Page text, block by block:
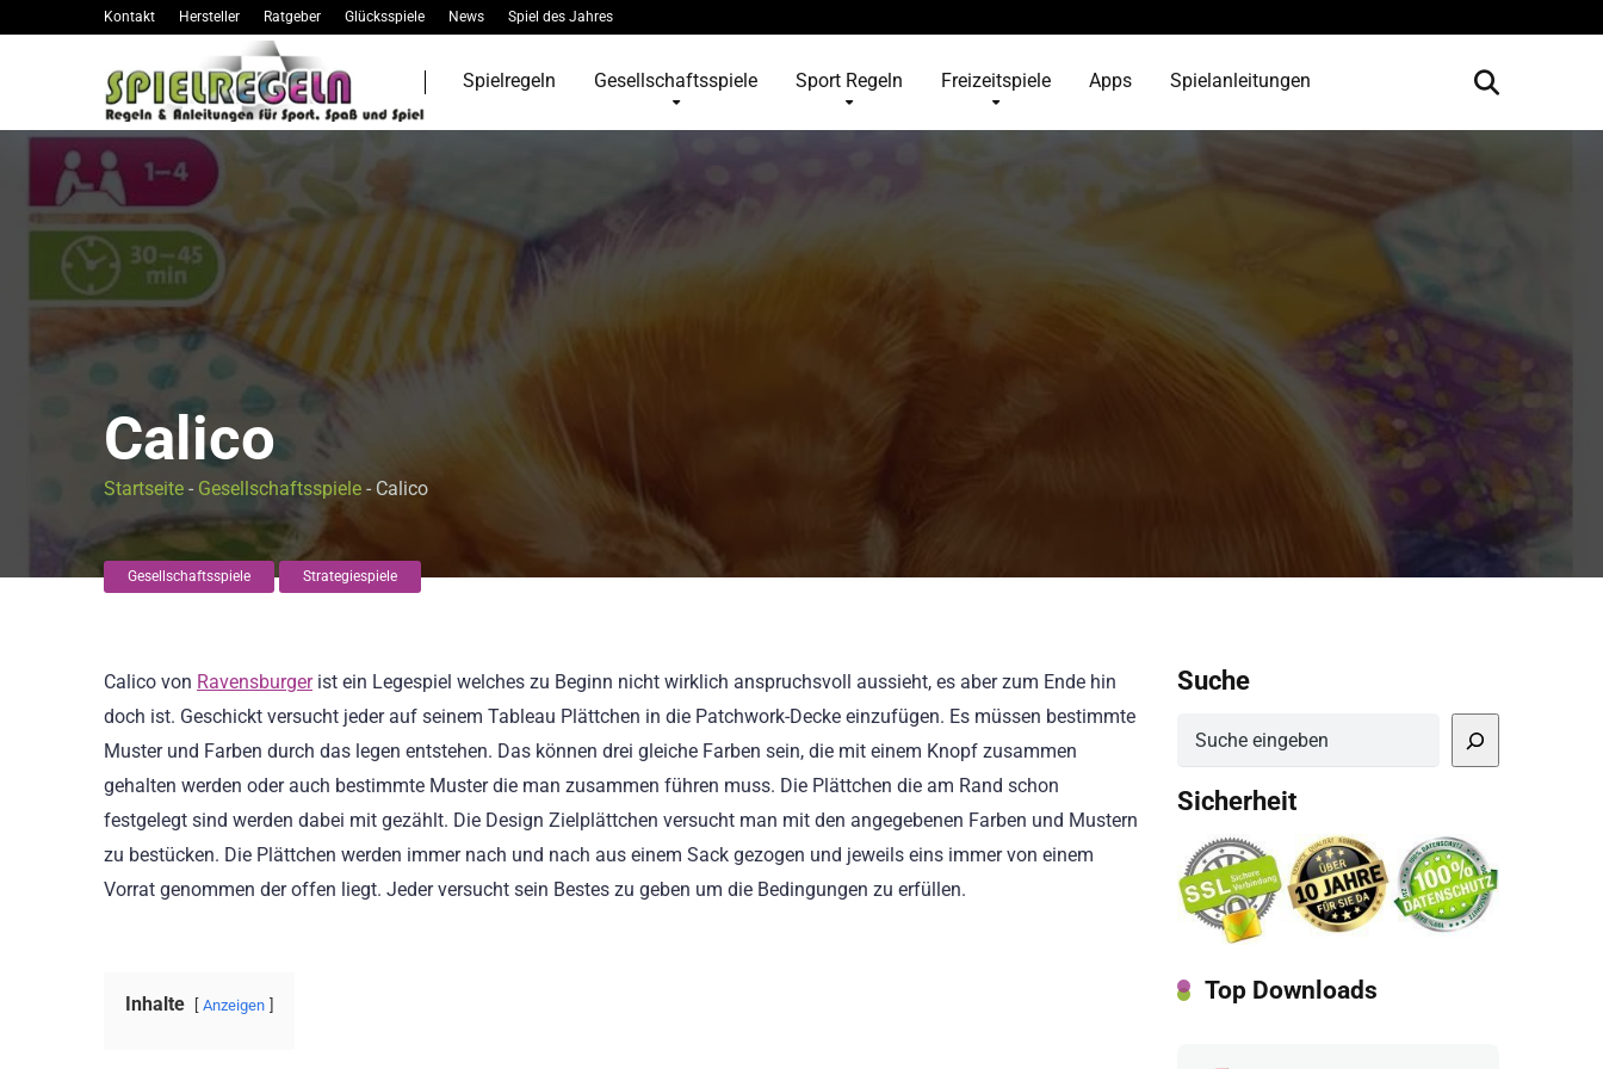
Kontakt Hersteller Ratgeber Glücksspiele News Spiel des Jahres
Spielregeln Gesellschaftsspiele Sport Regeln Freizeitspiele Apps Spielanleitungen
Calico
Startseite - Gesellschaftsspiele - Calico
Gesellschaftsspiele Strategiespiele
Calico von Ravensburgerist ein Legespiel welches zu Beginn nicht wirklich anspruchsvoll aussieht, es aber zum Ende hin
doch ist. Geschickt versucht jeder auf seinem Tableau Plättchen in die Patchwork-Decke einzufügen. Es müssen bestimmte
Muster und Farben durch das legen entstehen. Das können drei gleiche Farben sein, die mit einem Knopf zusammen
gehalten werden oder auch bestimmte Muster die man zusammen führen muss. Die Plättchen die am Rand schon
festgelegt sind werden dabei mit gezählt. Die Design Zielplättchen versucht man mit den angegebenen Farben und Mustern
zu bestücken. Die Plättchen werden immer nach und nach aus einem Sack gezogen und jeweils eins immer von einem
Vorrat genommen der offen liegt. Jeder versucht sein Bestes zu geben um die Bedingungen zu erfüllen.
Inhalte Anzeigen
Suche
Sicherheit
Top Downloads